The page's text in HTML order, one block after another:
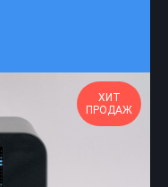
ХИТ
ПРОДАЖ